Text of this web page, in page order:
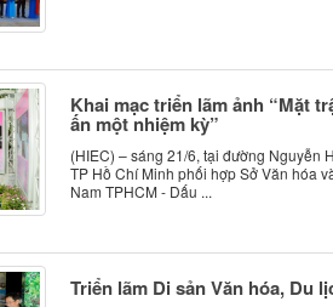
Khai mạc triển lãm ảnh “Mặt
ấn một nhiệm kỳ”
(HIEC) – sáng 21/6, tại đường Nguyễn
TP Hồ Chí Minh phối hợp Sở Văn hóa
Nam TPHCM - Dấu ...
Triển lãm Di sản Văn hóa, Du